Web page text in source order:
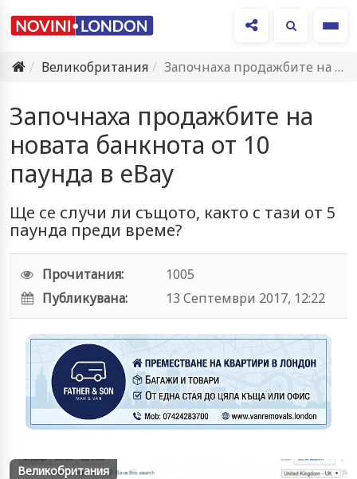
Великобритания
Започнаха продажбите на новата банкнота от 10 паунда в eBay
Започнаха продажбите на
новата банкнота от 10
паунда в eBay
Ще се случи ли същото, както с тази от 5
паунда преди време?
Прочитания:
1005
Публикувана:
13 Септември 2017, 12:22
Великобритания